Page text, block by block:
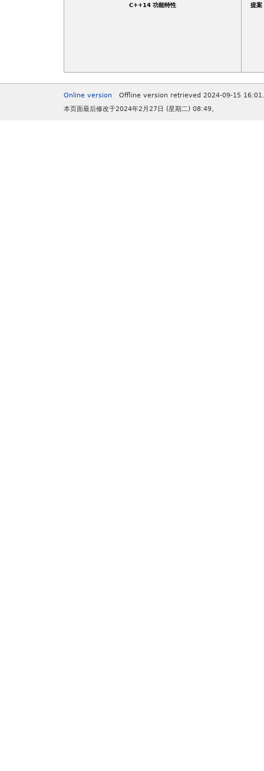
C++14 功能特性 提案
Online version
Offline version retrieved 2024-09-15 16:01.
本页面最后修改于2024年2月27日 (星期二) 08:49。